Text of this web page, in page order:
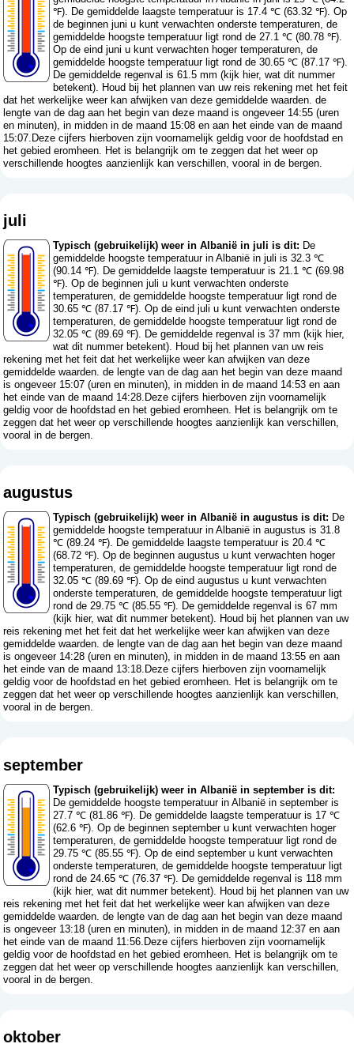
℉). De gemiddelde laagste temperatuur is 17.4 ℃ (63.32 ℉). Op
de beginnen juni u kunt verwachten onderste temperaturen, de
gemiddelde hoogste temperatuur ligt rond de 27.1 ℃ (80.78 ℉).
Op de eind juni u kunt verwachten hoger temperaturen, de
gemiddelde hoogste temperatuur ligt rond de 30.65 ℃ (87.17 ℉).
De gemiddelde regenval is 61.5 mm (kijk hier, wat dit nummer
betekent). Houd bij het plannen van uw reis rekening met het feit
dat het werkelijke weer kan afwijken van deze gemiddelde waarden. de
lengte van de dag aan het begin van deze maand is ongeveer 14:55 (uren
en minuten), in midden in de maand 15:08 en aan het einde van de maand
15:07.Deze cijfers hierboven zijn voornamelijk geldig voor de hoofdstad en
het gebied eromheen. Het is belangrijk om te zeggen dat het weer op
verschillende hoogtes aanzienlijk kan verschillen, vooral in de bergen.
juli
Typisch (gebruikelijk) weer in Albanië in juli is dit: De
gemiddelde hoogste temperatuur in Albanië in juli is 32.3 ℃
(90.14 ℉). De gemiddelde laagste temperatuur is 21.1 ℃ (69.98
℉). Op de beginnen juli u kunt verwachten onderste
temperaturen, de gemiddelde hoogste temperatuur ligt rond de
30.65 ℃ (87.17 ℉). Op de eind juli u kunt verwachten onderste
temperaturen, de gemiddelde hoogste temperatuur ligt rond de
32.05 ℃ (89.69 ℉). De gemiddelde regenval is 37 mm (kijk hier,
wat dit nummer betekent). Houd bij het plannen van uw reis
rekening met het feit dat het werkelijke weer kan afwijken van deze
gemiddelde waarden. de lengte van de dag aan het begin van deze maand
is ongeveer 15:07 (uren en minuten), in midden in de maand 14:53 en aan
het einde van de maand 14:28.Deze cijfers hierboven zijn voornamelijk
geldig voor de hoofdstad en het gebied eromheen. Het is belangrijk om te
zeggen dat het weer op verschillende hoogtes aanzienlijk kan verschillen,
vooral in de bergen.
augustus
Typisch (gebruikelijk) weer in Albanië in augustus is dit: De
gemiddelde hoogste temperatuur in Albanië in augustus is 31.8
℃ (89.24 ℉). De gemiddelde laagste temperatuur is 20.4 ℃
(68.72 ℉). Op de beginnen augustus u kunt verwachten hoger
temperaturen, de gemiddelde hoogste temperatuur ligt rond de
32.05 ℃ (89.69 ℉). Op de eind augustus u kunt verwachten
onderste temperaturen, de gemiddelde hoogste temperatuur ligt
rond de 29.75 ℃ (85.55 ℉). De gemiddelde regenval is 67 mm
(kijk hier, wat dit nummer betekent). Houd bij het plannen van uw
reis rekening met het feit dat het werkelijke weer kan afwijken van deze
gemiddelde waarden. de lengte van de dag aan het begin van deze maand
is ongeveer 14:28 (uren en minuten), in midden in de maand 13:55 en aan
het einde van de maand 13:18.Deze cijfers hierboven zijn voornamelijk
geldig voor de hoofdstad en het gebied eromheen. Het is belangrijk om te
zeggen dat het weer op verschillende hoogtes aanzienlijk kan verschillen,
vooral in de bergen.
september
Typisch (gebruikelijk) weer in Albanië in september is dit:
De gemiddelde hoogste temperatuur in Albanië in september is
27.7 ℃ (81.86 ℉). De gemiddelde laagste temperatuur is 17 ℃
(62.6 ℉). Op de beginnen september u kunt verwachten hoger
temperaturen, de gemiddelde hoogste temperatuur ligt rond de
29.75 ℃ (85.55 ℉). Op de eind september u kunt verwachten
onderste temperaturen, de gemiddelde hoogste temperatuur ligt
rond de 24.65 ℃ (76.37 ℉). De gemiddelde regenval is 118 mm
(kijk hier, wat dit nummer betekent). Houd bij het plannen van uw
reis rekening met het feit dat het werkelijke weer kan afwijken van deze
gemiddelde waarden. de lengte van de dag aan het begin van deze maand
is ongeveer 13:18 (uren en minuten), in midden in de maand 12:37 en aan
het einde van de maand 11:56.Deze cijfers hierboven zijn voornamelijk
geldig voor de hoofdstad en het gebied eromheen. Het is belangrijk om te
zeggen dat het weer op verschillende hoogtes aanzienlijk kan verschillen,
vooral in de bergen.
oktober